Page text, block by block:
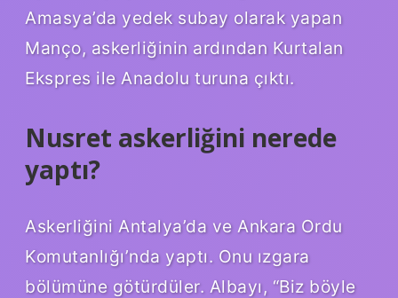
Amasya’da yedek subay olarak yapan
Manço, askerliğinin ardından Kurtalan
Ekspres ile Anadolu turuna çıktı.
Nusret askerliğini nerede
yaptı?
Askerliğini Antalya’da ve Ankara Ordu
Komutanlığı’nda yaptı. Onu ızgara
bölümüne götürdüler. Albayı, “Biz böyle